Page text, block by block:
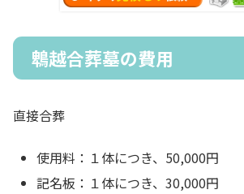
鵯越合葬墓の費用
直接合葬
使用料：１体につき、50,000円
記名板：１体につき、30,000円